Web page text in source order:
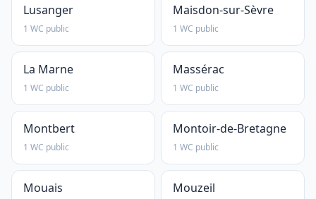
Lusanger
1 WC public
Maisdon-sur-Sèvre
1 WC public
La Marne
1 WC public
Massérac
1 WC public
Montbert
1 WC public
Montoir-de-Bretagne
1 WC public
Mouais Mouzeil